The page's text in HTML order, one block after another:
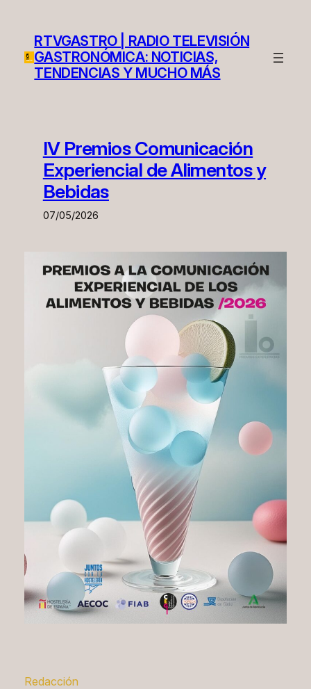
contentRTVGASTRO | RADIO TELEVISIÓN
GASTRONÓMICA: NOTICIAS,
TENDENCIAS Y MUCHO MÁS
IV Premios Comunicación
Experiencial de Alimentos y
Bebidas
07/05/2026
Redacción